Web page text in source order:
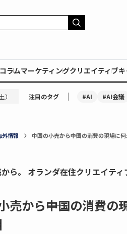
コラムマーケティングクリエイティブ
） 注目のタグ ｜ #AI #AI会議
外情報 中国の小売から――中国の消費の現場に
ら。 オランダ在住クリエイテ
売から――中国の消費